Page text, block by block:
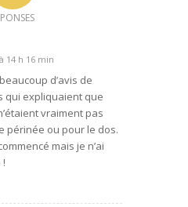
14 h 16 min
beaucoup d’avis de
qui expliquaient que
vraiment pas
périnée ou pour le dos.
mais je n’ai